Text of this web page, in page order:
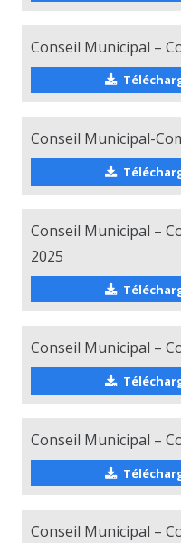
Conseil Municipal –
Conseil Municipal-
Conseil Municipal –
2025
Conseil Municipal –
Conseil Municipal –
Conseil Municipal –